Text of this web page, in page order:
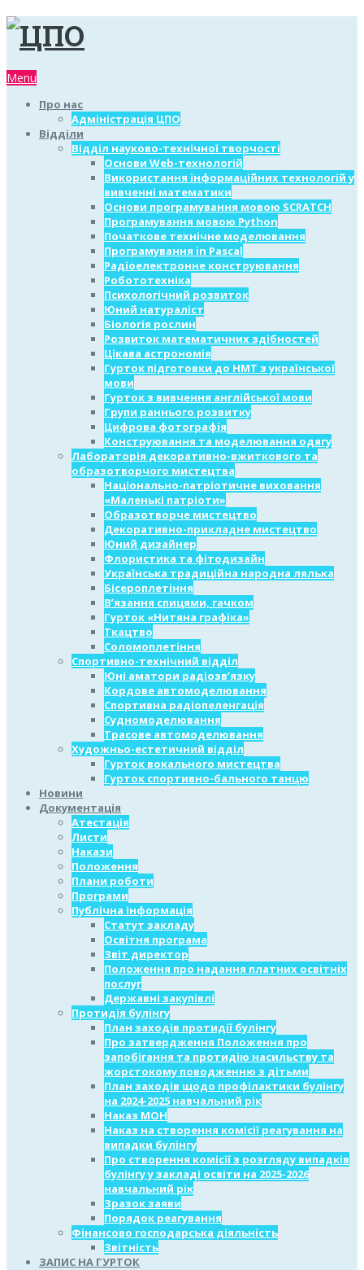
Menu
Про нас
Адміністрація ЦПО
Відділи
Відділ науково-технічної творчості
Основи Web-технологій
Використання інформаційних технологій у
вивченні математики
Основи програмування мовою SCRATCH
Програмування мовою Python
Початкове технічне моделювання
Програмування in Pascal
Радіоелектронне конструювання
Робототехніка
Психологічний розвиток
Юний натураліст
Біологія рослин
Розвиток математичних здібностей
Цікава астрономія
Гурток підготовки до НМТ з української
мови
Гурток з вивчення англійської мови
Групи раннього розвитку
Цифрова фотографія
Конструювання та моделювання одягу
Лабораторія декоративно-вжиткового та
образотворчого мистецтва
Національно-патріотичне виховання
«Маленькі патріоти»
Образотворче мистецтво
Декоративно-прикладне мистецтво
Юний дизайнер
Флористика та фітодизайн
Українська традиційна народна лялька
Бісероплетіння
В’язання спицями, гачком
Гурток «Нитяна графіка»
Ткацтво
Соломоплетіння
Спортивно-технічний відділ
Юні аматори радіозв’язку
Кордове автомоделювання
Спортивна радіопеленгація
Судномоделювання
Трасове автомоделювання
Художньо-естетичний відділ
Гурток вокального мистецтва
Гурток спортивно-бального танцю
Новини
Документація
Атестація
Листи
Накази
Положення
Плани роботи
Програми
Публічна інформація
Статут закладу
Освітня програма
Звіт директор
Положення про надання платних освітніх
послуг
Державні закупівлі
Протидія булінгу
План заходів протидії булінгу
Про затвердження Положення про
запобігання та протидію насильству та
жорстокому поводженню з дітьми
План заходів щодо профілактики булінгу
на 2024-2025 навчальний рік
Наказ МОН
Наказ на створення комісії реагування на
випадки булінгу
Про створення комісії з розгляду випадків
булінгу у закладі освіти на 2025-2026
навчальний рік
Зразок заяви
Порядок реагування
Фінансово господарська діяльність
Звітність
ЗАПИС НА ГУРТОК